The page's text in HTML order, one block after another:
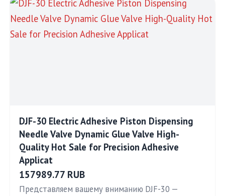
DJF-30 Electric Adhesive Piston Dispensing
Needle Valve Dynamic Glue Valve High-
Quality Hot Sale for Precision Adhesive
Applicat
157989.77 RUB
Представляем вашему вниманию DJF-30 —